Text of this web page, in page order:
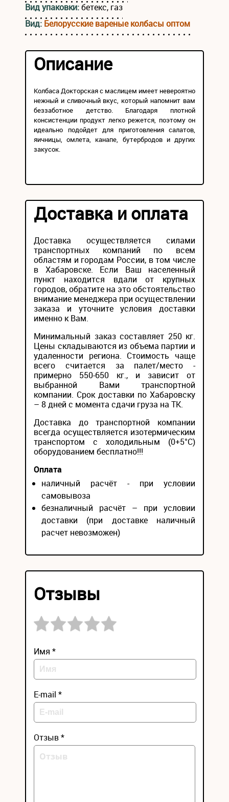
Вид упаковки:бетекс, газ
Вид: Белорусские вареные колбасы оптом
Описание
Колбаса Докторская с маслицем имеет невероятно
нежный и сливочный вкус, который напомнит вам
беззаботное детство. Благодаря плотной
консистенции продукт легко режется, поэтому он
идеально подойдет для приготовления салатов,
яичницы, омлета, канапе, бутербродов и других
закусок.
Доставка и оплата
Доставка осуществляется силами
транспортных компаний по всем
областям и городам России, в том числе
в Хабаровске. Если Ваш населенный
пункт находится вдали от крупных
городов, обратите на это обстоятельство
внимание менеджера при осуществлении
заказа и уточните условия доставки
именно к Вам.
Минимальный заказ составляет 250 кг.
Цены складываются из объема партии и
удаленности региона. Стоимость чаще
всего считается за палет/место -
примерно 550-650 кг., и зависит от
выбранной Вами транспортной
компании. Срок доставки по Хабаровску
– 8 дней с момента сдачи груза на ТК.
Доставка до транспортной компании
всегда осуществляется изотермическим
транспортом с холодильным (0+5°С)
оборудованием бесплатно!!!
Оплата
наличный расчёт - при условии
самовывоза
безналичный расчёт – при условии
доставки (при доставке наличный
расчет невозможен)
Отзывы
Имя *
E-mail *
Отзыв *